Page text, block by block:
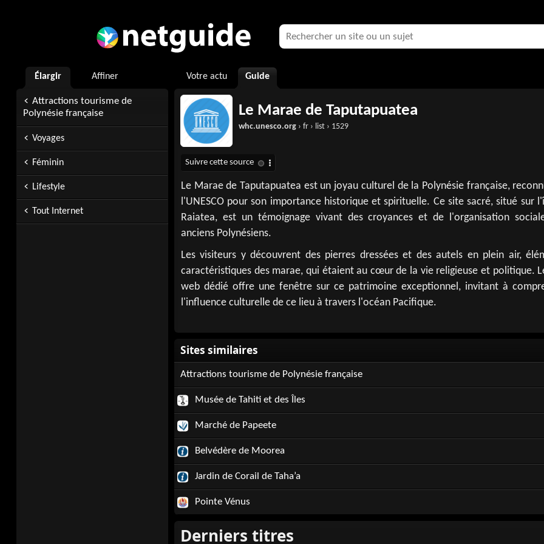
Élargir Affiner
Attractions tourisme de
Polynésie française
Voyages
Féminin
Lifestyle
Tout Internet
Votre actu Guide
Le Marae de Taputapuatea
whc.unesco.org › fr › list › 1529
Le Marae de Taputapuatea est un joyau culturel de la Polynésie française,
l'UNESCO pour son importance historique et spirituelle. Ce site sacré, situé sur
Raiatea, est un témoignage vivant des croyances et de l'organisation
anciens Polynésiens.
Les visiteurs y découvrent des pierres dressées et des autels en plein air,
caractéristiques des marae, qui étaient au cœur de la vie religieuse et politique.
web dédié offre une fenêtre sur ce patrimoine exceptionnel, invitant à
l'influence culturelle de ce lieu à travers l'océan Pacifique.
Attractions tourisme de Polynésie française
Musée de Tahiti et des Îles
Marché de Papeete
Belvédère de Moorea
Jardin de Corail de Taha’a
Pointe Vénus